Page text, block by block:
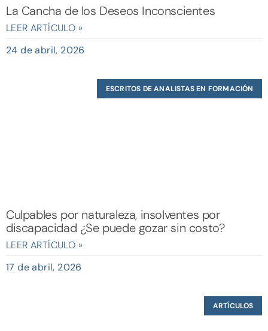
La Cancha de los Deseos Inconscientes
LEER ARTÍCULO »
24 de abril, 2026
ESCRITOS DE ANALISTAS EN FORMACIÓN
Culpables por naturaleza, insolventes por
discapacidad ¿Se puede gozar sin costo?
LEER ARTÍCULO »
17 de abril, 2026
ARTÍCULOS